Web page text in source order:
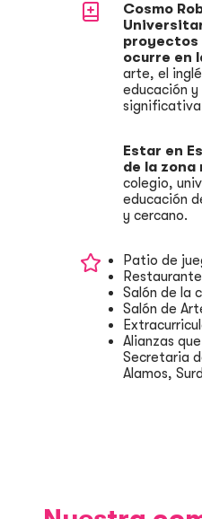
Cosmo
proyectos
ocurre en
arte, el
educación
Estar en
de la zona
colegio,
educación
y cercano.
Patio de
Salón de la
Salón de
Alianzas
Secretaria
Alamos,